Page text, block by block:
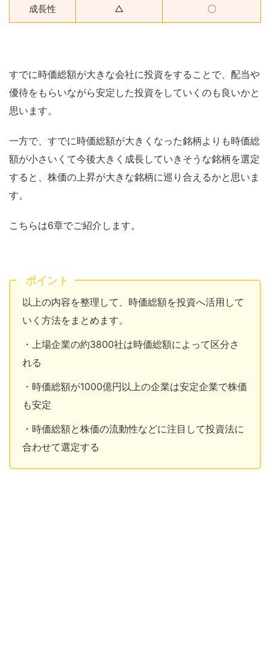
成長性 △ 〇
すでに時価総額が大きな会社に投資をすることで、配当や
優待をもらいながら安定した投資をしていくのも良いかと
思います。
一方で、すでに時価総額が大きくなった銘柄よりも時価総
額が小さいくて今後大きく成長していきそうな銘柄を選定
すると、株価の上昇が大きな銘柄に巡り合えるかと思いま
す。
こちらは6章でご紹介します。
ポイント
以上の内容を整理して、時価総額を投資へ活用して
いく方法をまとめます。
・上場企業の約3800社は時価総額によって区分さ
れる
・時価総額が1000億円以上の企業は安定企業で株価
も安定
・時価総額と株価の流動性などに注目して投資法に
合わせて選定する